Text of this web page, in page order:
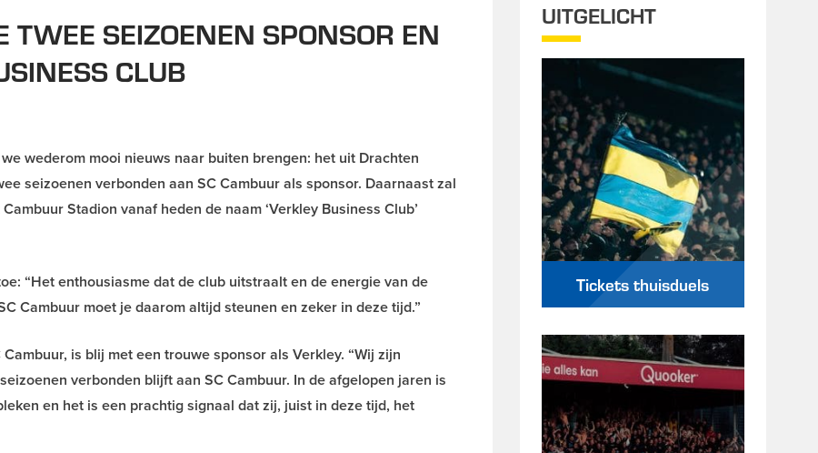
TWEE SEIZOENEN SPONSOR EN
CLUB
wederom mooi nieuws naar buiten brengen: het uit Drachten
seizoenen verbonden aan SC Cambuur als sponsor. Daarnaast zal
Stadion vanaf heden de naam ‘Verkley Business Club’
“Het enthousiasme dat de club uitstraalt en de energie van de
Cambuur moet je daarom altijd steunen en zeker in deze tijd.”
is blij met een trouwe sponsor als Verkley. “Wij zijn
verbonden blijft aan SC Cambuur. In de afgelopen jaren is
en het is een prachtig signaal dat zij, juist in deze tijd, het
UITGELICHT
Tickets thuisduels